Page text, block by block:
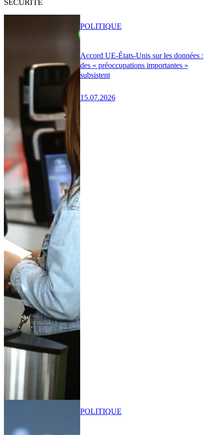
SÉCURITÉ
Accord UE-États-Unis sur les données :
des « préoccupations importantes »
subsistent
15.07.2026
POLITIQUE
POLITIQUE